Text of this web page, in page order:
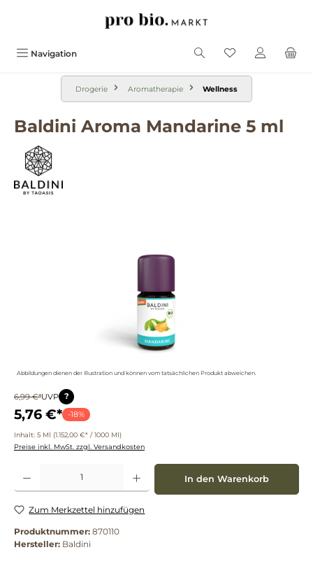
Navigation
Drogerie Aromatherapie Wellness
Baldini Aroma Mandarine 5 ml
Abbildungen dienen der Illustration und können vom tatsächlichen Produkt abweichen.
6,99 €*UVP ?
5,76 €* -18%
Inhalt: 5 Ml (1.152,00 €* / 1000 Ml)
Preise inkl. MwSt. zzgl. Versandkosten
Produkt Anzahl: Gib den gewünschten Wert ein oder benutze die Schaltflächen um
In den Warenkorb
Zum Merkzettel hinzufügen
Produktnummer: 870110
Hersteller: Baldini